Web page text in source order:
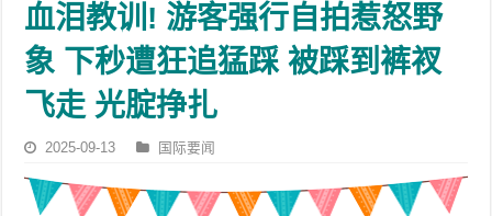
血泪教训! 游客强行自拍惹怒野
象 下秒遭狂追猛踩 被踩到裤衩
飞走 光腚挣扎
2025-09-13 国际要闻